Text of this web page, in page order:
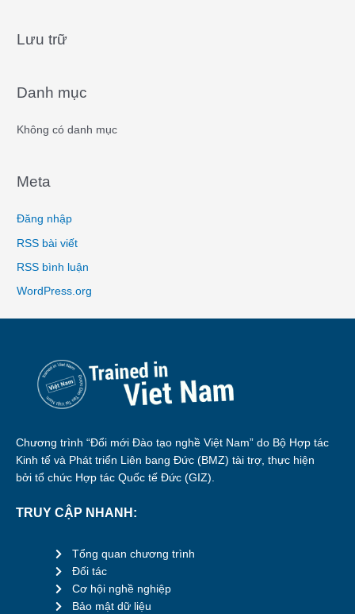
h
r
:
Lưu trữ
Danh mục
Không có danh mục
Meta
Đăng nhập
RSS bài viết
RSS bình luận
WordPress.org
Chương trình “Đổi mới Đào tạo nghề Việt Nam” do Bộ Hợp tác
Kinh tế và Phát triển Liên bang Đức (BMZ) tài trợ, thực hiện
bởi tổ chức Hợp tác Quốc tế Đức (GIZ).
TRUY CẬP NHANH:
Tổng quan chương trình
Đối tác
Cơ hội nghề nghiệp
Bảo mật dữ liệu